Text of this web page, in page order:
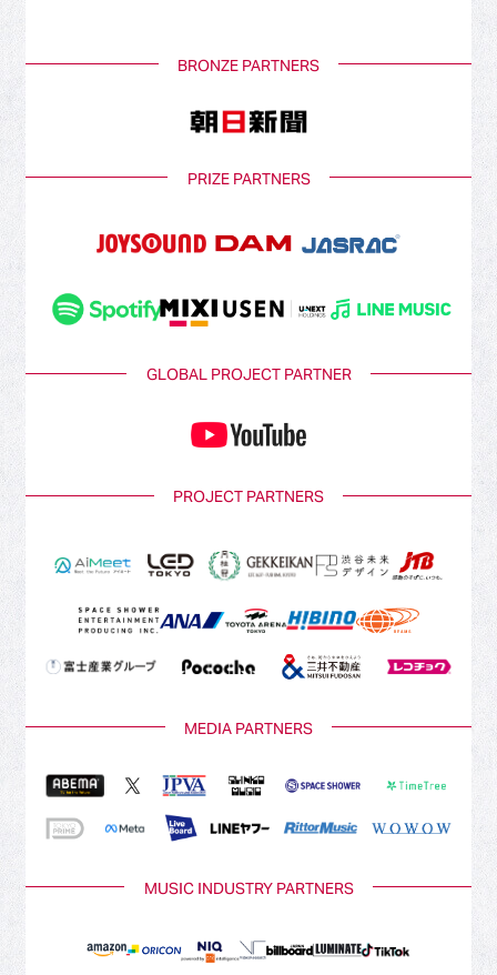
BRONZE PARTNERS
PRIZE PARTNERS
GLOBAL PROJECT PARTNER
PROJECT PARTNERS
MEDIA PARTNERS
MUSIC INDUSTRY PARTNERS